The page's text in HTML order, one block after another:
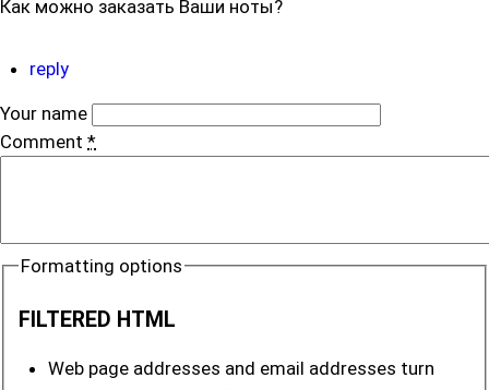
Как можно заказать Ваши ноты?
reply
Your name
Comment *
Formatting options
FILTERED HTML
Web page addresses and email addresses turn